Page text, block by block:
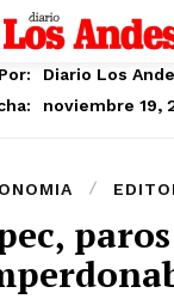
Por:
Diario Los
noviembre 19,